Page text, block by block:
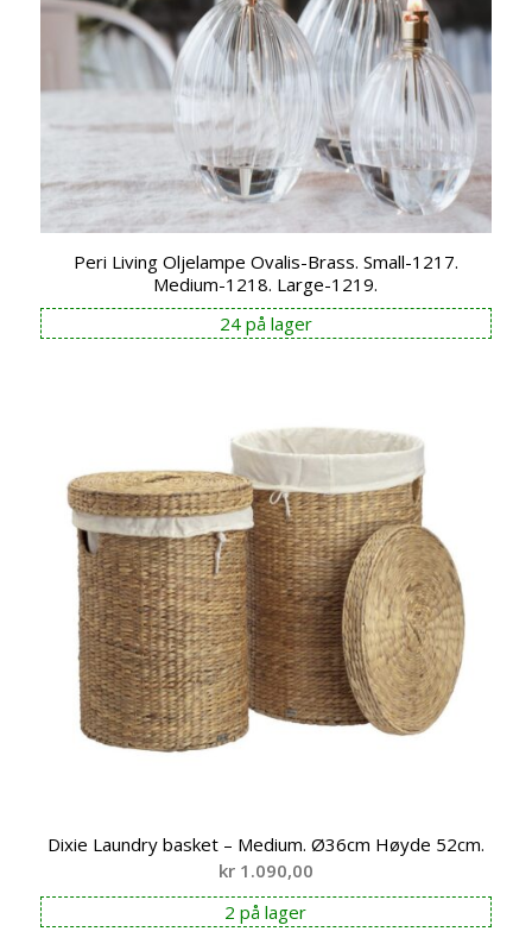
Peri Living Oljelampe Ovalis-Brass. Small-1217.
Medium-1218. Large-1219.
24 på lager
Dixie Laundry basket – Medium. Ø36cm Høyde 52cm.
kr1.090,00
2 på lager